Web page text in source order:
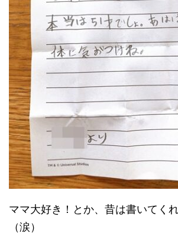
ママ大好き！とか、昔は書いてく
（涙）